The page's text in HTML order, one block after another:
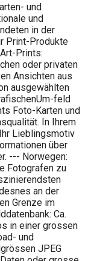
und
und
in der
Print-Produkte
Prints:
oder privaten
Ansichten aus
ausgewählten
feld
Foto-Karten und
In Ihrem
Lieblingsmotiv
über
--- Norwegen:
Fotografen zu
an der
Grenze im
Ca.
in einer grossen
und
JPEG